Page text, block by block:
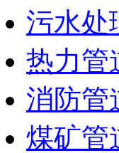
污水处
热力管
消防管
煤矿管